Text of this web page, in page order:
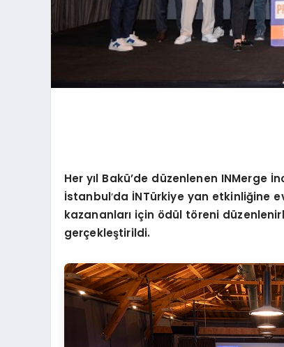
Her yıl Bakü’de düzenlenen INMerge
İstanbul’da İNTürkiye yan etkinliğine
kazananları için ödül töreni
gerçekleştirildi.